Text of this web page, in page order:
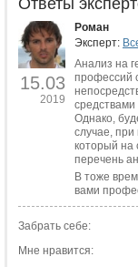
Ответы
15.03
2019
Роман
Эксперт:
Анализ на
профессий
средствами
Однако,
случае,
который на
перечень
В тоже
вами
Забрать себе:
Мне нравится: